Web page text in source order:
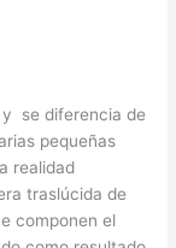
y se diferencia de
pequeñas
realidad
traslúcida de
componen el